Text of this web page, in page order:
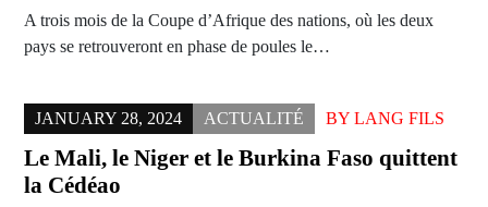
A trois mois de la Coupe d’Afrique des nations, où les deux
pays se retrouveront en phase de poules le…
JANUARY 28, 2024 ACTUALITÉ BY LANG FILS
Le Mali, le Niger et le Burkina Faso quittent
la Cédéao